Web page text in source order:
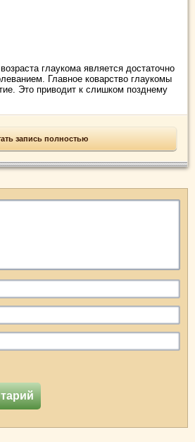
глаукома является достаточно
Главное коварство глаукомы
Это приводит к слишком позднему
запись полностью